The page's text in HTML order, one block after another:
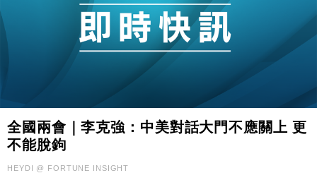
全國兩會｜李克強：中美對話大門不應關上 更
不能脫鉤
HEYDI @ FORTUNE INSIGHT